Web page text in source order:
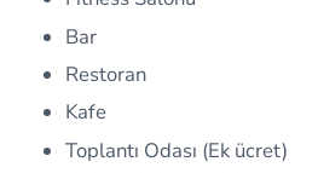
Bar
Restoran
Kafe
Toplantı Odası (Ek ücret)